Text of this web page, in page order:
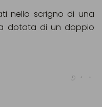
nello scrigno di una
dotata di un doppio